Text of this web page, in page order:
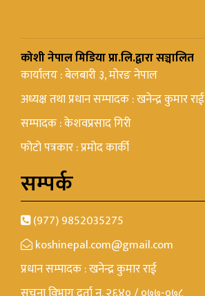
कोशी नेपाल मिडिया प्रा.लि.द्वारा सञ्चालित
कार्यालय : बेलबारी ३, मोरङ नेपाल
अध्यक्ष तथा प्रधान सम्पादक : खनेन्द्र कुमार राई
सम्पादक : केशवप्रसाद गिरी
फोटो पत्रकार : प्रमोद कार्की
सम्पर्क
(977) 9852035275
koshinepal.com@gmail.com
प्रधान सम्पादक : खनेन्द्र कुमार राई